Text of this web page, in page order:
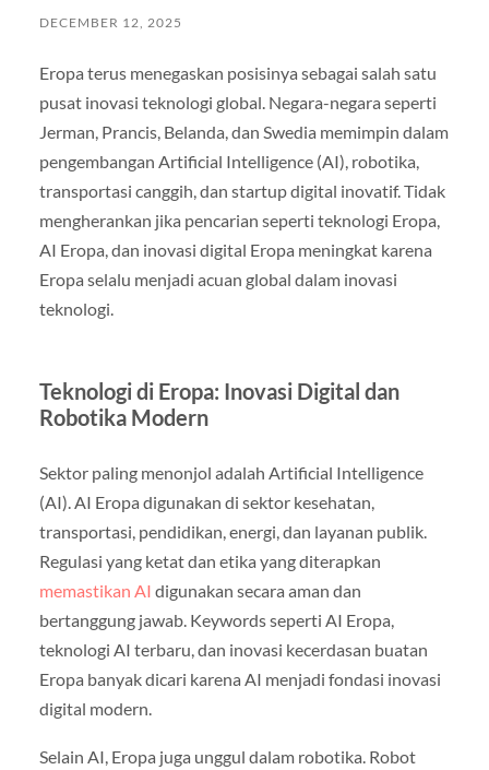
DECEMBER 12, 2025
Eropa terus menegaskan posisinya sebagai salah satu
pusat inovasi teknologi global. Negara-negara seperti
Jerman, Prancis, Belanda, dan Swedia memimpin dalam
pengembangan Artificial Intelligence (AI), robotika,
transportasi canggih, dan startup digital inovatif. Tidak
mengherankan jika pencarian seperti teknologi Eropa,
AI Eropa, dan inovasi digital Eropa meningkat karena
Eropa selalu menjadi acuan global dalam inovasi
teknologi.
Teknologi di Eropa: Inovasi Digital dan
Robotika Modern
Sektor paling menonjol adalah Artificial Intelligence
(AI). AI Eropa digunakan di sektor kesehatan,
transportasi, pendidikan, energi, dan layanan publik.
Regulasi yang ketat dan etika yang diterapkan
memastikan AI digunakan secara aman dan
bertanggung jawab. Keywords seperti AI Eropa,
teknologi AI terbaru, dan inovasi kecerdasan buatan
Eropa banyak dicari karena AI menjadi fondasi inovasi
digital modern.
Selain AI, Eropa juga unggul dalam robotika. Robot